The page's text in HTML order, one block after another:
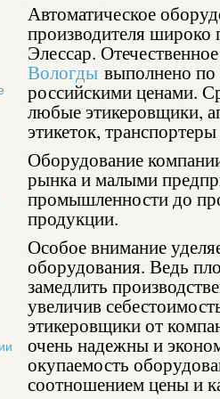
Автоматическое
производителя широко
Элессар.
Вологды выполнено по
российскими ценами.
любые этикеровщики,
этикеток,
Оборудование
рынка и малыми
промышленности до
продукции.
Особое внимание
оборудования. Ведь
замедлить
увеличив
этикеровщики от
очень надежны и
окупаемость
соотношением цены и